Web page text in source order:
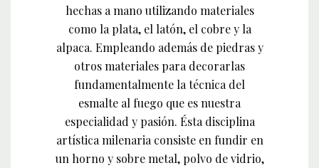
hechas a mano utilizando materiales
como la plata, el latón, el cobre y la
alpaca. Empleando además de piedras y
otros materiales para decorarlas
fundamentalmente la técnica del
esmalte al fuego que es nuestra
especialidad y pasión. Ésta disciplina
artística milenaria consiste en fundir en
un horno y sobre metal, polvo de vidrio,